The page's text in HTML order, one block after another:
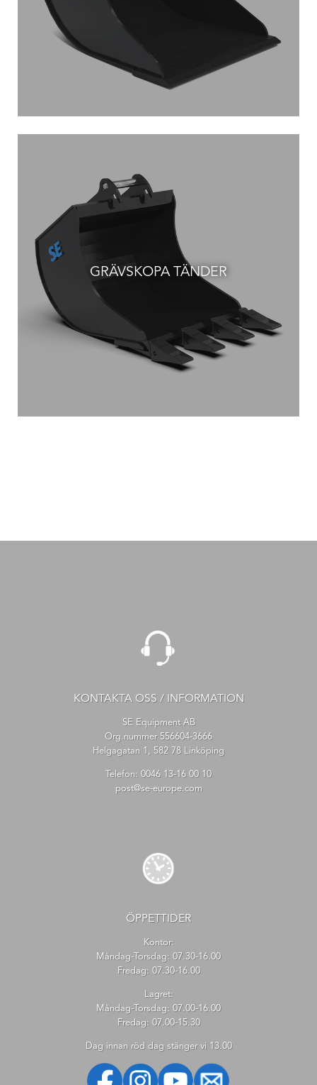
GRÄVSKOPA TÄNDER
KONTAKTA OSS / INFORMATION
SE Equipment AB
Org.nummer 556604-3666
Helgagatan 1, 582 78 Linköping
Telefon: 0046 13-16 00 10
post@se-europe.com
ÖPPETTIDER
Kontor:
Måndag-Torsdag: 07.30-16.00
Fredag: 07.30-16.00
Lagret:
Måndag-Torsdag: 07.00-16.00
Fredag: 07.00-15.30
Dag innan röd dag stänger vi 13.00